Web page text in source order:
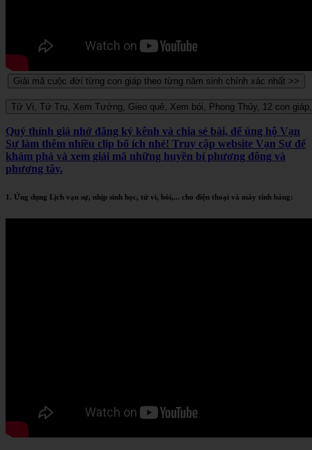
Quý thính giả nhớ đăng ký kênh và chia sẻ bài, để ủng hộ Vạn
Sự làm thêm nhiều clip bổ ích nhé! Truy cập website Vạn Sự để
khám phá và xem giải mã những huyền bí phương đông và
phương tây.
1. Ứng dụng Lịch vạn sự, nhịp sinh học, tử vi, bói,... cho điện thoại và máy tính bảng: